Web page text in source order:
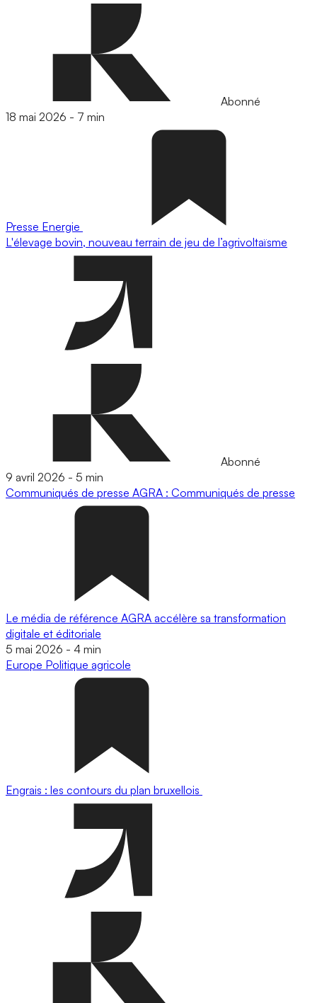
Abonné
18 mai 2026 - 7 min
Presse Energie
L'élevage bovin, nouveau terrain de jeu de l’agrivoltaïsme
Abonné
9 avril 2026 - 5 min
Communiqués de presse AGRA : Communiqués de presse
Le média de référence AGRA accélère sa transformation
digitale et éditoriale
5 mai 2026 - 4 min
Europe Politique agricole
Engrais : les contours du plan bruxellois